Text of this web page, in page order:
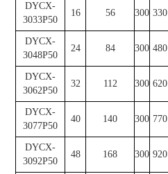
DYCX-
3033P50
16 56 300 330
DYCX-
3048P50
24 84 300 480
DYCX-
3062P50
32 112 300 620
DYCX-
3077P50
40 140 300 770
DYCX-
3092P50
48 168 300 920